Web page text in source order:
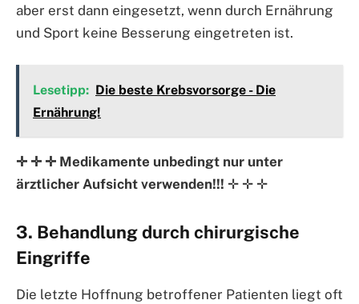
aber erst dann eingesetzt, wenn durch Ernährung
und Sport keine Besserung eingetreten ist.
Lesetipp: Die beste Krebsvorsorge - Die
Ernährung!
✛ ✛ ✛ Medikamente unbedingt nur unter
ärztlicher Aufsicht verwenden!!! ✛ ✛ ✛
3. Behandlung durch chirurgische
Eingriffe
Die letzte Hoffnung betroffener Patienten liegt oft